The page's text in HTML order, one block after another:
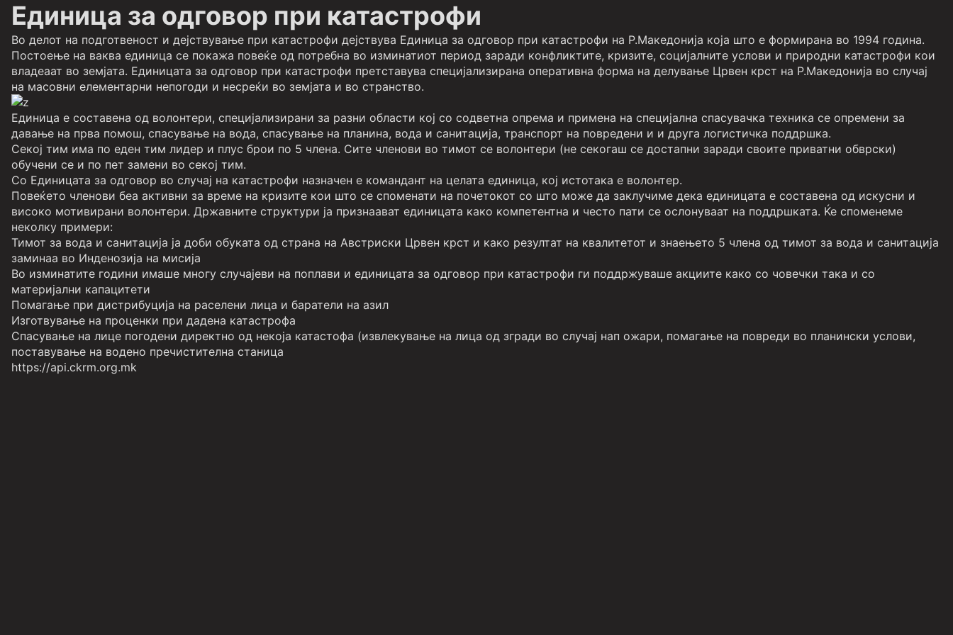
Единица за одговор при катастрофи
Во делот на подготвеност и дејствување при катастрофи дејствува Единица за одговор при катастрофи на Р.Македонија која што е формирана во 1994 година.
Постоење на ваква единица се покажа повеќе од потребна во изминатиот период заради конфликтите, кризите, социјалните услови и природни катастрофи кои
владеаат во земјата. Единицата за одговор при катастрофи претставува специјализирана оперативна форма на делување Црвен крст на Р.Македонија во случај
на масовни елементарни непогоди и несреќи во земјата и во странство.
Единица е составена од волонтери, специјализирани за разни области кој со содветна опрема и примена на специјална спасувачка техника се опремени за
давање на прва помош, спасување на вода, спасување на планина, вода и санитација, транспорт на повредени и и друга логистичка поддршка.
Секој тим има по еден тим лидер и плус брои по 5 члена. Сите членови во тимот се волонтери (не секогаш се достапни заради своите приватни обврски)
обучени се и по пет замени во секој тим.
Со Единицата за одговор во случај на катастрофи назначен е командант на целата единица, кој истотака е волонтер.
Повеќето членови беа активни за време на кризите кои што се споменати на почетокот со што може да заклучиме дека единицата е составена од искусни и
високо мотивирани волонтери. Државните структури ја признаават единицата како компетентна и често пати се ослонуваат на поддршката. Ќе споменеме
неколку примери:
Тимот за вода и санитација ја доби обуката од страна на Австриски Црвен крст и како резултат на квалитетот и знаењето 5 члена од тимот за вода и санитација
заминаа во Инденозија на мисија
Во изминатите години имаше многу случајеви на поплави и единицата за одговор при катастрофи ги поддржуваше акциите како со човечки така и со
материјални капацитети
Помагање при дистрибуција на раселени лица и баратели на азил
Изготвување на проценки при дадена катастрофа
Спасување на лице погодени директно од некоја катастофа (извлекување на лица од згради во случај нап ожари, помагање на повреди во планински услови,
поставување на водено пречистителна станица
https://api.ckrm.org.mk